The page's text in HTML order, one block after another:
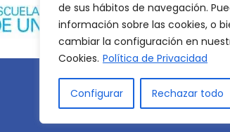
de sus hábitos de navegación.
información sobre las cookies, o
cambiar la configuración en
Cookies. Política de Privacidad
Configurar Rechazar todo